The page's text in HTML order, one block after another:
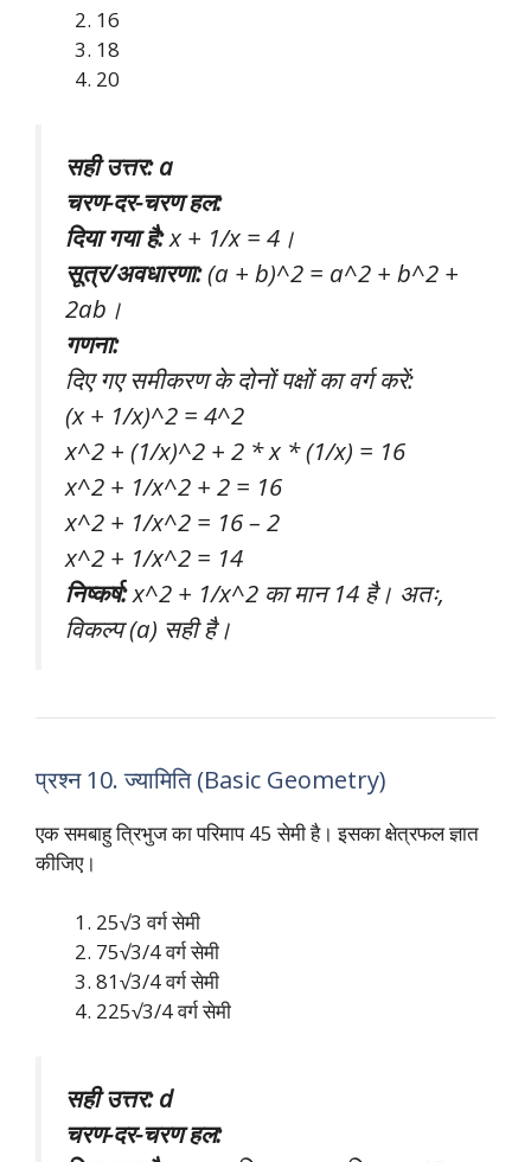
16
18
20
सही उत्तर: a
चरण-दर-चरण हल:
दिया गया है:x + 1/x = 4।
सूत्र/अवधारणा:(a + b)^2 = a^2 + b^2 +
2ab।
गणना:
दिए गए समीकरण के दोनों पक्षों का वर्ग करें:
(x + 1/x)^2 = 4^2
x^2 + (1/x)^2 + 2 * x * (1/x) = 16
x^2 + 1/x^2 + 2 = 16
x^2 + 1/x^2 = 16 – 2
x^2 + 1/x^2 = 14
निष्कर्ष:x^2 + 1/x^2 का मान 14 है। अतः,
विकल्प (a) सही है।
प्रश्न 10. ज्यामिति (Basic Geometry)
एक समबाहु त्रिभुज का परिमाप 45 सेमी है। इसका क्षेत्रफल ज्ञात
कीजिए।
25√3 वर्ग सेमी
75√3/4 वर्ग सेमी
81√3/4 वर्ग सेमी
225√3/4 वर्ग सेमी
सही उत्तर: d
चरण-दर-चरण हल: